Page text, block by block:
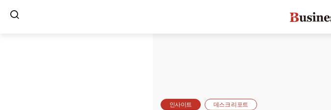
인사이트 데스크 리포트